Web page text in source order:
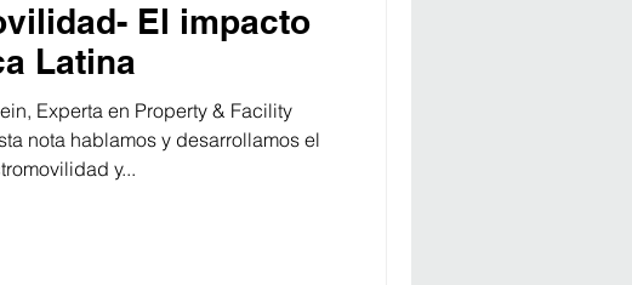
El impacto
Latina
Experta en Property & Facility
nota hablamos y desarrollamos el
y...